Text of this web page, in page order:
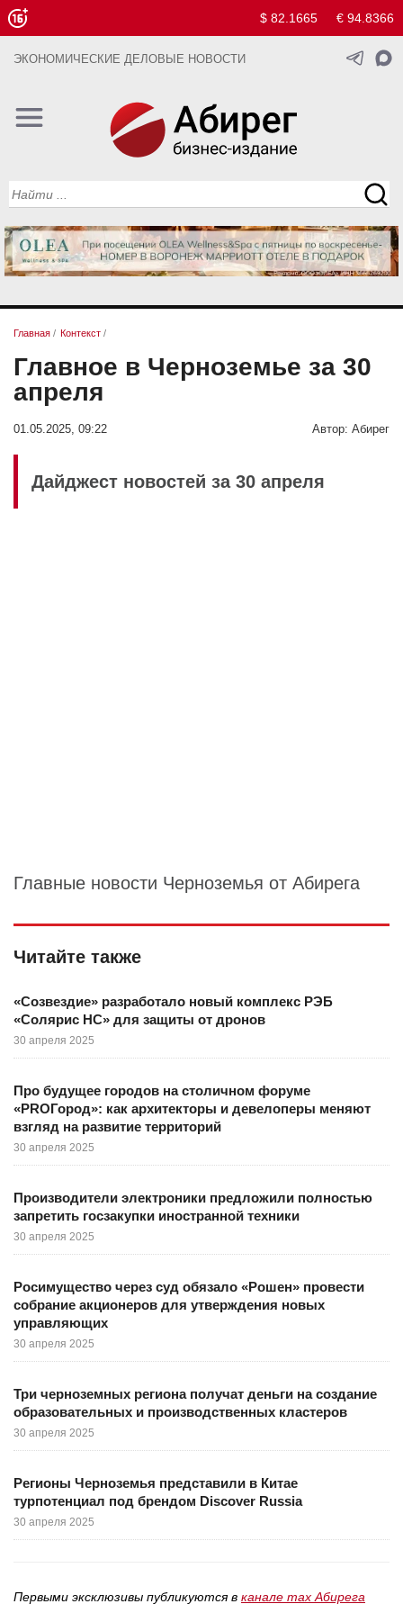
$ 82.1665 € 94.8366
ЭКОНОМИЧЕСКИЕ ДЕЛОВЫЕ НОВОСТИ
Главная / Контекст /
Главное в Черноземье за 30
апреля
01.05.2025, 09:22 Автор: Абирег
Дайджест новостей за 30 апреля
Главные новости Черноземья от Абирега
Читайте также
«Созвездие» разработало новый комплекс РЭБ
«Солярис НС» для защиты от дронов
30 апреля 2025
Про будущее городов на столичном форуме
«PROГород»: как архитекторы и девелоперы меняют
взгляд на развитие территорий
30 апреля 2025
Производители электроники предложили полностью
запретить госзакупки иностранной техники
30 апреля 2025
Росимущество через суд обязало «Рошен» провести
собрание акционеров для утверждения новых
управляющих
30 апреля 2025
Три черноземных региона получат деньги на создание
образовательных и производственных кластеров
30 апреля 2025
Регионы Черноземья представили в Китае
турпотенциал под брендом Discover Russia
30 апреля 2025
Первыми эксклюзивы публикуются в канале max Абирега